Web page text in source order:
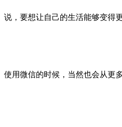
说，要想让自己的生活能够变得
使用微信的时候，当然也会从更